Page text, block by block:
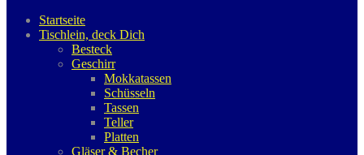
Startseite
Tischlein, deck Dich
Besteck
Geschirr
Mokkatassen
Schüsseln
Tassen
Teller
Platten
Gläser & Becher